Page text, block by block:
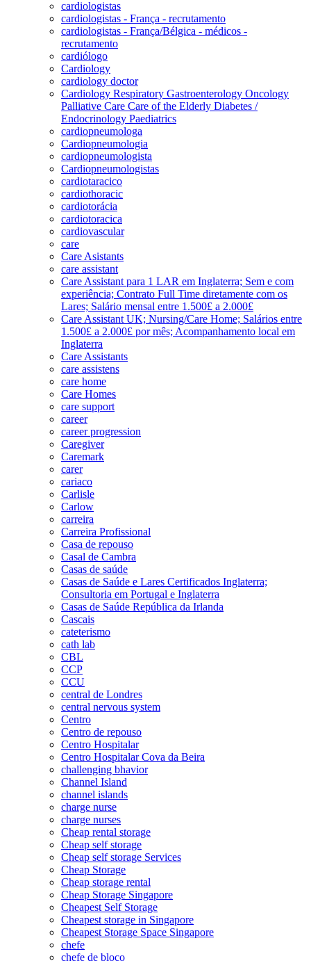
cardiologistas
cardiologistas - França - recrutamento
cardiologistas - França/Bélgica - médicos -
recrutamento
cardiólogo
Cardiology
cardiology doctor
Cardiology Respiratory Gastroenterology Oncology
Palliative Care Care of the Elderly Diabetes /
Endocrinology Paediatrics
cardiopneumologa
Cardiopneumologia
cardiopneumologista
Cardiopneumologistas
cardiotaracico
cardiothoracic
cardiotorácia
cardiotoracica
cardiovascular
care
Care Asistants
care assistant
Care Assistant para 1 LAR em Inglaterra; Sem e com
experiência; Contrato Full Time diretamente com os
Lares; Salário mensal entre 1.500£ a 2.000£
Care Assistant UK; Nursing/Care Home; Salários entre
1.500£ a 2.000£ por mês; Acompanhamento local em
Inglaterra
Care Assistants
care assistens
care home
Care Homes
care support
career
career progression
Caregiver
Caremark
carer
cariaco
Carlisle
Carlow
carreira
Carreira Profissional
Casa de repouso
Casal de Cambra
Casas de saúde
Casas de Saúde e Lares Certificados Inglaterra;
Consultoria em Portugal e Inglaterra
Casas de Saúde República da Irlanda
Cascais
cateterismo
cath lab
CBL
CCP
CCU
central de Londres
central nervous system
Centro
Centro de repouso
Centro Hospitalar
Centro Hospitalar Cova da Beira
challenging bhavior
Channel Island
channel islands
charge nurse
charge nurses
Cheap rental storage
Cheap self storage
Cheap self storage Services
Cheap Storage
Cheap storage rental
Cheap Storage Singapore
Cheapest Self Storage
Cheapest storage in Singapore
Cheapest Storage Space Singapore
chefe
chefe de bloco